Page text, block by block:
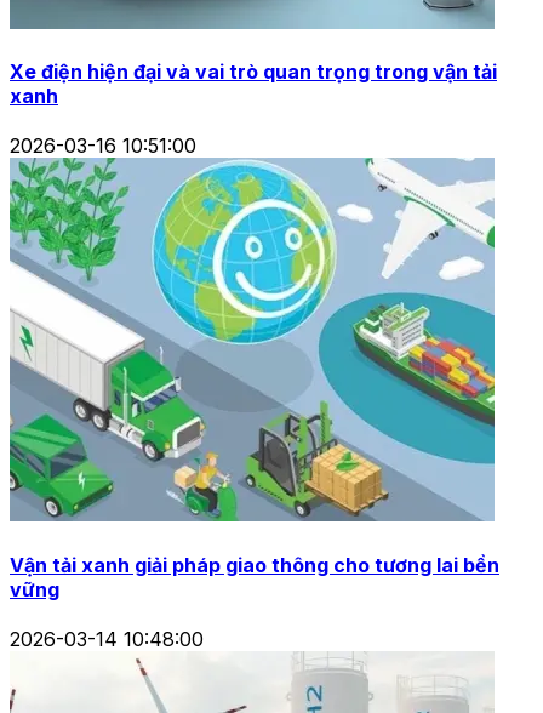
Xe điện hiện đại và vai trò quan trọng trong vận tải
xanh
2026-03-16 10:51:00
Vận tải xanh giải pháp giao thông cho tương lai bền
vững
2026-03-14 10:48:00